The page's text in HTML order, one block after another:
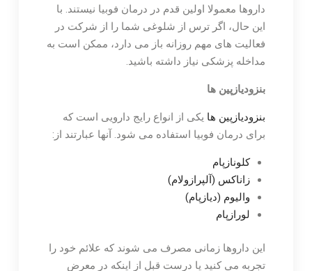
داروها معمولا اولین قدم در درمان فوبیا نیستند. با
این حال، اگر ترس از شلوغی شما را از شرکت در
فعالیت های مهم روزانه باز می دارد، ممکن است به
مداخله پزشکی نیاز داشته باشید.
بنزودیازپین ها
بنزودیازپین ها یکی از انواع رایج دارویی است که
برای درمان فوبیا استفاده می شود. آنها عبارتند از:
کلونازپام
زاناکس (آلپرازولام)
والیوم (دیازپام)
لورازپام
این داروها زمانی مصرف می شوند که علائم خود را
تجربه می کنید یا درست قبل از اینکه در معرض